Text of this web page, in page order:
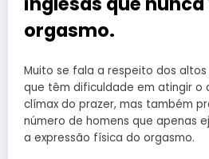
orgasmo.
Muito se fala a respeito dos
que têm dificuldade em atingir o
clímax do prazer, mas também
número de homens que apenas
a expressão física do orgasmo.